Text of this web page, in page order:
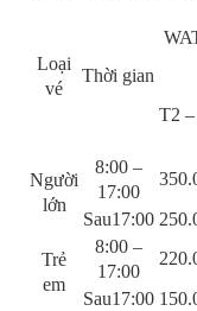
Loại
vé
Thời gian
T2
Người
lớn
8:00 –
17:00
Sau17:00
Trẻ
em
8:00 –
17:00
Sau17:00